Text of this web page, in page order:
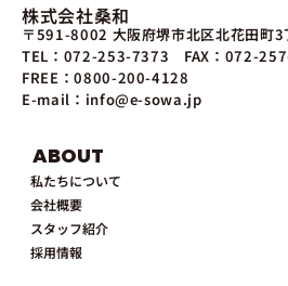
株式会社桑和
〒591-8002 大阪府堺市北区北花田町
TEL：072-253-7373 FAX：072-
FREE：0800-200-4128
E-mail：info@e-sowa.jp
ABOUT
私たちについて
会社概要
スタッフ紹介
採用情報